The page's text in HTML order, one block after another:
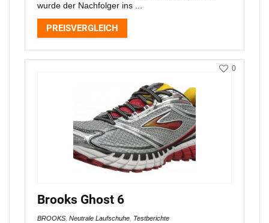
wurde der Nachfolger ins ...
PREISVERGLEICH
Brooks Ghost 6
BROOKS Neutrale Laufschuhe Testberichte
0